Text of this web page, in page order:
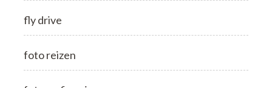
fly drive
foto reizen